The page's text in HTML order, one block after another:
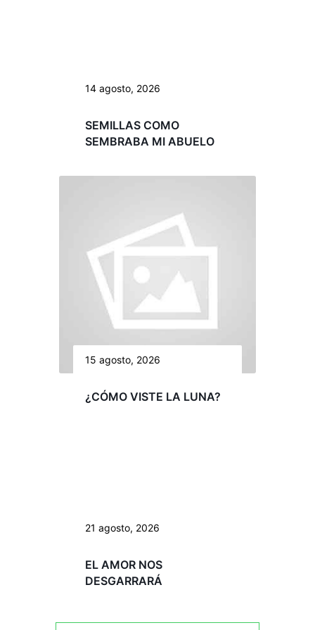
14 agosto, 2026
SEMILLAS COMO
SEMBRABA MI ABUELO
15 agosto, 2026
¿CÓMO VISTE LA LUNA?
21 agosto, 2026
EL AMOR NOS
DESGARRARÁ